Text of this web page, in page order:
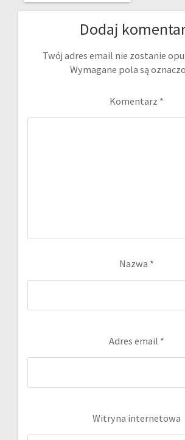
Dodaj
Twój adres email nie zostanie
Wymagane pola są
Komentarz *
Nazwa *
Adres email *
Witryna internetowa